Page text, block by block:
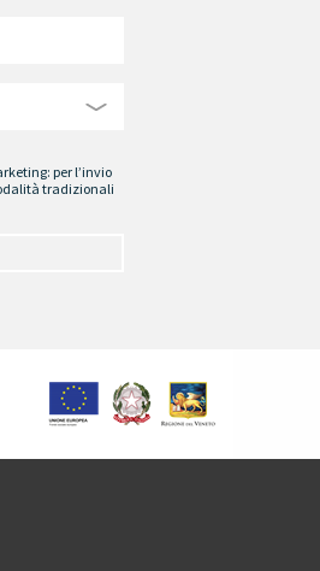
per l’invio
tradizionali